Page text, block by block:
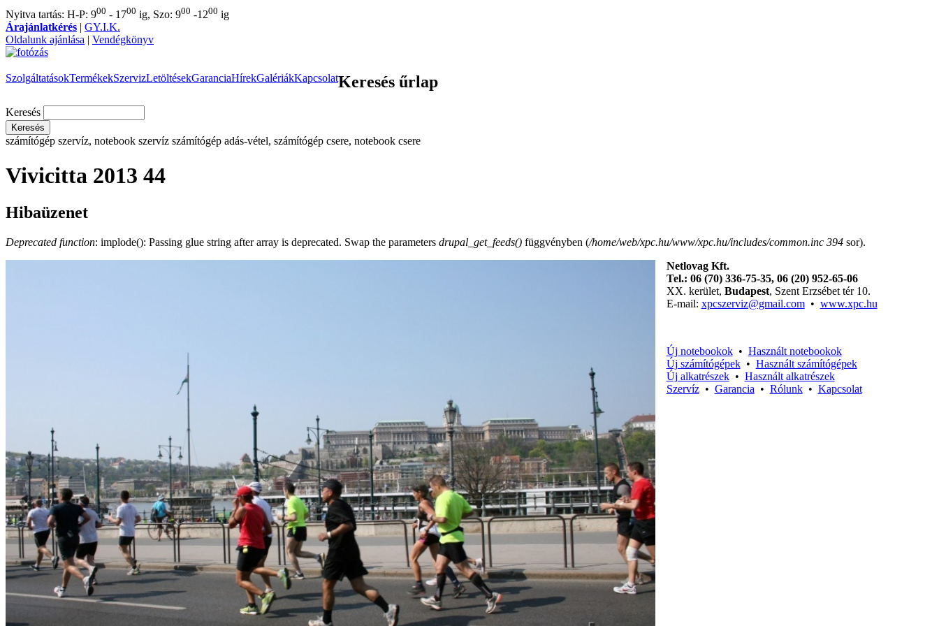
Nyitva tartás: H-P: 900 - 1700 ig, Szo: 900 -1200 ig
Árajánlatkérés | GY.I.K.
Oldalunk ajánlása | Vendégkönyv
SzolgáltatásokTermékekSzervizLetöltésekGaranciaHírekGalériákKapcsolatKeresés űrlap
Keresés
számítógép szervíz, notebook szervíz számítógép adás-vétel, számítógép csere, notebook csere
Vivicitta 2013 44
Hibaüzenet
Deprecated function: implode(): Passing glue string after array is deprecated. Swap the parameters drupal_get_feeds() függvényben (/home/web/xpc.hu/www/xpc.hu/includes/common.inc 394 sor).
Netlovag Kft.
Tel.: 06 (70) 336-75-35, 06 (20) 952-65-06
XX. kerület, Budapest, Szent Erzsébet tér 10.
E-mail: xpcszerviz@gmail.com• www.xpc.hu
Új notebookok• Használt notebookok
Új számítógépek• Használt számítógépek
Új alkatrészek• Használt alkatrészek
Szervíz• Garancia • Rólunk• Kapcsolat